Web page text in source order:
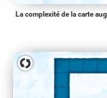
La complexité de la carte